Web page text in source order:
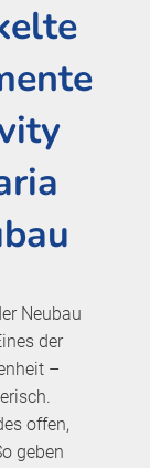
Neubau
der
–
offen,
geben